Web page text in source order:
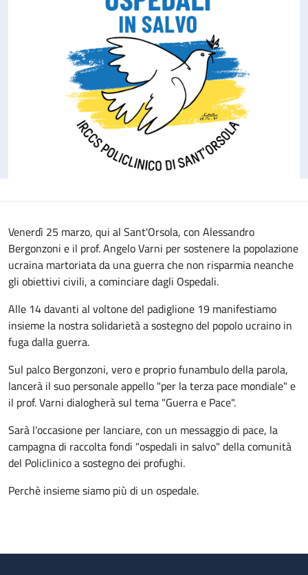
Venerdì 25 marzo, qui al Sant'Orsola, con Alessandro
Bergonzoni e il prof. Angelo Varni per sostenere la popolazione
ucraina martoriata da una guerra che non risparmia neanche
gli obiettivi civili, a cominciare dagli Ospedali.
Alle 14 davanti al voltone del padiglione 19 manifestiamo
insieme la nostra solidarietà a sostegno del popolo ucraino in
fuga dalla guerra.
Sul palco Bergonzoni, vero e proprio funambulo della parola,
lancerà il suo personale appello "per la terza pace mondiale" e
il prof. Varni dialogherà sul tema "Guerra e Pace".
Sarà l'occasione per lanciare, con un messaggio di pace, la
campagna di raccolta fondi "ospedali in salvo" della comunità
del Policlinico a sostegno dei profughi.
Perchè insieme siamo più di un ospedale.